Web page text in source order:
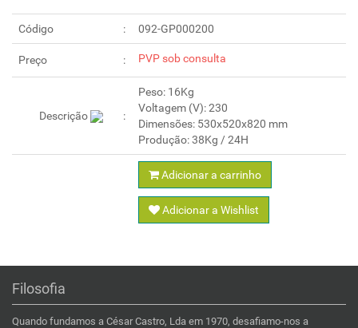
Código 092-GP000200
Preço PVP sob consulta
Descrição
Peso: 16Kg
Voltagem (V): 230
Dimensões: 530x520x820 mm
Adicionar a carrinho
Adicionar a Wishlist
Filosofia
Quando fundamos a César Castro, Lda em 1970, desafiamo-nos a